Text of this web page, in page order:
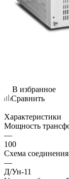
В избранное
Сравнить
Характеристики
Мощность
—
100
Схема
—
Д/Ун-11